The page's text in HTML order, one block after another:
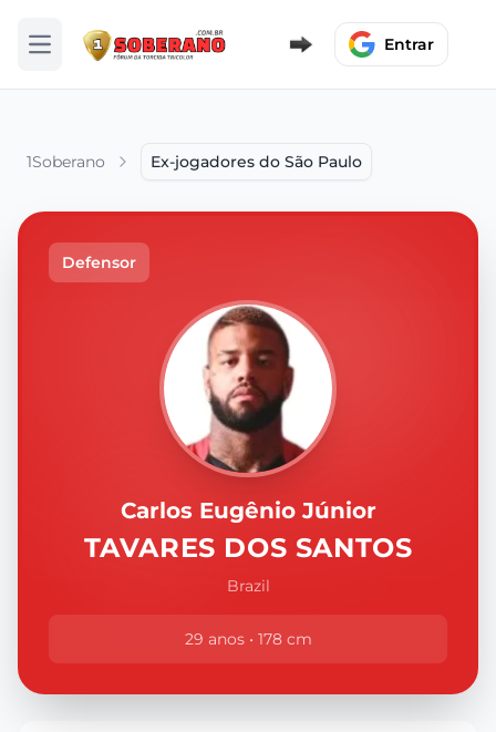
Abrir menu Entrar
1Soberano Ex-jogadores do São Paulo
Defensor
Carlos Eugênio Júnior
TAVARES DOS SANTOS
Brazil
29 anos • 178 cm